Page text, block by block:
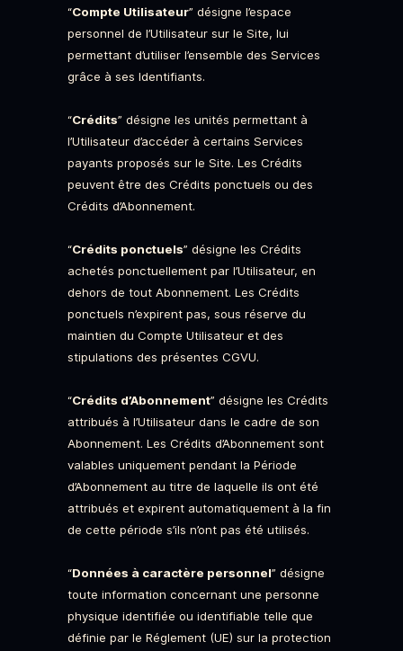
“Compte Utilisateur” désigne l’espace
personnel de l’Utilisateur sur le Site, lui
permettant d’utiliser l’ensemble des Services
grâce à ses Identifiants.
“Crédits” désigne les unités permettant à
l’Utilisateur d’accéder à certains Services
payants proposés sur le Site. Les Crédits
peuvent être des Crédits ponctuels ou des
Crédits d’Abonnement.
“Crédits ponctuels” désigne les Crédits
achetés ponctuellement par l’Utilisateur, en
dehors de tout Abonnement. Les Crédits
ponctuels n’expirent pas, sous réserve du
maintien du Compte Utilisateur et des
stipulations des présentes CGVU.
“Crédits d’Abonnement” désigne les Crédits
attribués à l’Utilisateur dans le cadre de son
Abonnement. Les Crédits d’Abonnement sont
valables uniquement pendant la Période
d’Abonnement au titre de laquelle ils ont été
attribués et expirent automatiquement à la fin
de cette période s’ils n’ont pas été utilisés.
“Données à caractère personnel” désigne
toute information concernant une personne
physique identifiée ou identifiable telle que
définie par le Réglement (UE) sur la protection